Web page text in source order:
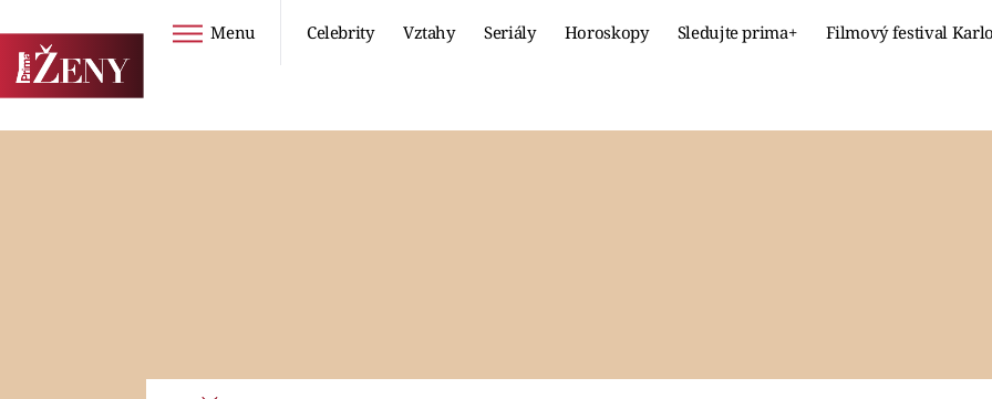
Menu Celebrity Vztahy Seriály Horoskopy Sledujte prima+ Filmový festival